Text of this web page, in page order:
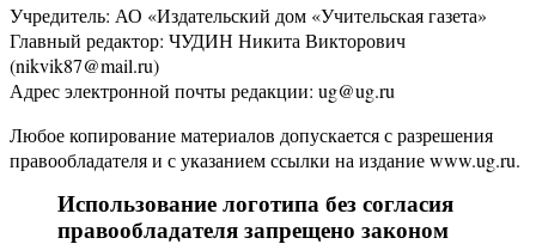
Учредитель: АО «Издательский дом «Учительская газета»
Главный редактор: ЧУДИН Никита Викторович
(nikvik87@mail.ru)
Адрес электронной почты редакции: ug@ug.ru
Любое копирование материалов допускается с разрешения
правообладателя и с указанием ссылки на издание www.ug.ru.
Использование логотипа без согласия
правообладателя запрещено законом